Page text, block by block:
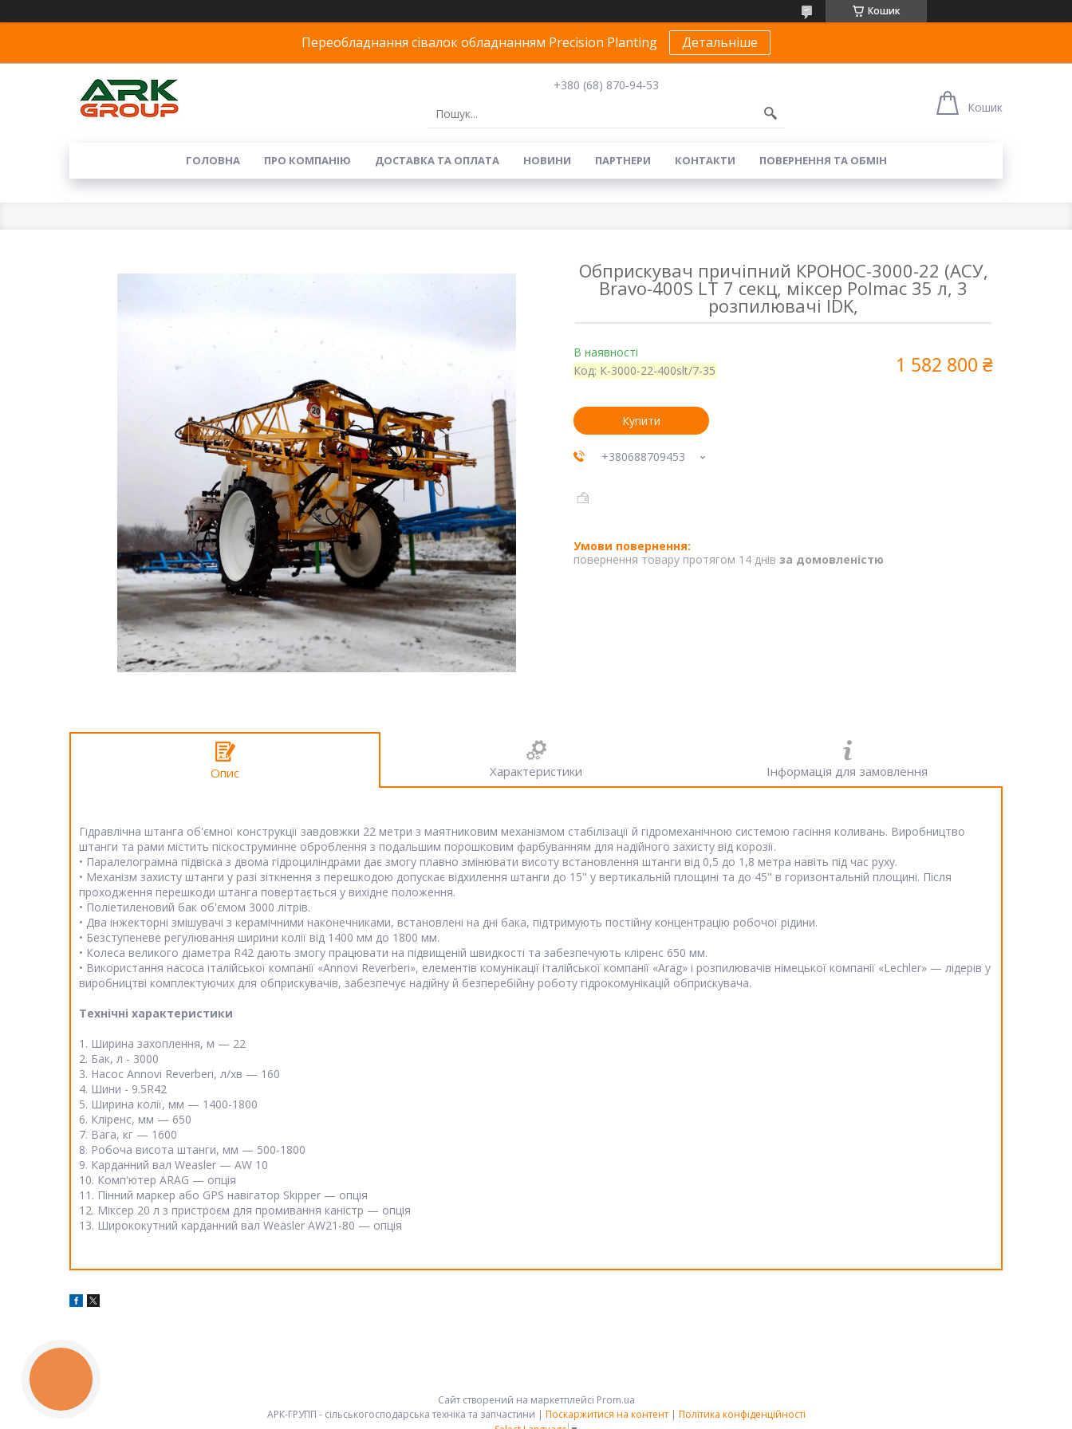
Кошик
Переобладнання сівалок обладнанням Precision Planting Детальніше
+380 (68) 870-94-53
Кошик
ГОЛОВНА ПРО КОМПАНІЮ ДОСТАВКА ТА ОПЛАТА НОВИНИ ПАРТНЕРИ КОНТАКТИ ПОВЕРНЕННЯ ТА ОБМІН
Обприскувач причіпний КРОНОС-3000-22 (АСУ,
Bravo-400S LT 7 секц, міксер Polmac 35 л, 3
розпилювачі IDK,
В наявності
Код: К-3000-22-400slt/7-35 1 582 800 ₴
Купити
+380688709453
повернення товару протягом 14 днів за домовленістю
Опис Характеристики Інформація для замовлення
Гідравлічна штанга об'ємної конструкції завдовжки 22 метри з маятниковим механізмом стабілізації й гідромеханічною системою гасіння коливань. Виробництво
штанги та рами містить піскоструминне оброблення з подальшим порошковим фарбуванням для надійного захисту від корозії.
• Паралелограмна підвіска з двома гідроциліндрами дає змогу плавно змінювати висоту встановлення штанги від 0,5 до 1,8 метра навіть під час руху.
• Механізм захисту штанги у разі зіткнення з перешкодою допускає відхилення штанги до 15" у вертикальній площині та до 45" в горизонтальній площині. Після
проходження перешкоди штанга повертається у вихідне положення.
• Поліетиленовий бак об'ємом 3000 літрів.
• Два інжекторні змішувачі з керамічними наконечниками, встановлені на дні бака, підтримують постійну концентрацію робочої рідини.
• Безступеневе регулювання ширини колії від 1400 мм до 1800 мм.
• Колеса великого діаметра R42 дають змогу працювати на підвищеній швидкості та забезпечують кліренс 650 мм.
• Використання насоса італійської компанії «Annovi Reverberi», елементів комунікації італійської компанії «Arag» і розпилювачів німецької компанії «Lechler» — лідерів у
виробництві комплектуючих для обприскувачів, забезпечує надійну й безперебійну роботу гідрокомунікацій обприскувача.
Технічні характеристики
1. Ширина захоплення, м — 22
2. Бак, л - 3000
3. Насос Annovi Reverberi, л/хв — 160
4. Шини - 9.5R42
5. Ширина колії, мм — 1400-1800
6. Кліренс, мм — 650
7. Вага, кг — 1600
8. Робоча висота штанги, мм — 500-1800
9. Карданний вал Weasler — AW 10
10. Комп'ютер ARAG — опція
11. Пінний маркер або GPS навігатор Skipper — опція
12. Міксер 20 л з пристроєм для промивання каністр — опція
13. Ширококутний карданний вал Weasler AW21-80 — опція
Сайт створений на маркетплейсі Prom.ua
АРК-ГРУПП - сільськогосподарська техніка та запчастини | Поскаржитися на контент | Політика конфіденційності